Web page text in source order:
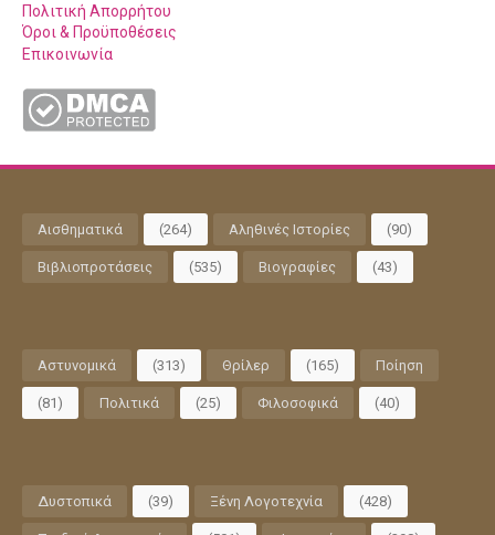
Πολιτική Απορρήτου
Όροι & Προϋποθέσεις
Επικοινωνία
Αισθηματικά (264) Αληθινές Ιστορίες (90)
Βιβλιοπροτάσεις (535) Βιογραφίες (43)
Αστυνομικά (313) Θρίλερ (165) Ποίηση
(81) Πολιτικά (25) Φιλοσοφικά (40)
Δυστοπικά (39) Ξένη Λογοτεχνία (428)